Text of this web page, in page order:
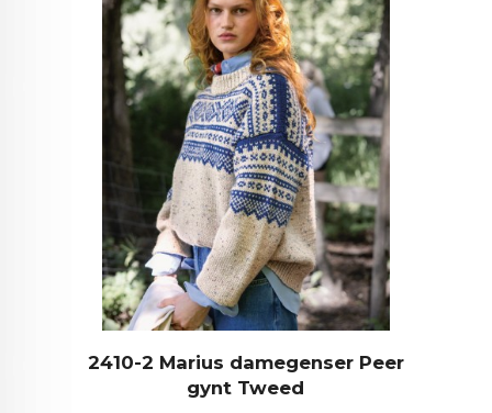
2410-2 Marius damegenser Peer
gynt Tweed